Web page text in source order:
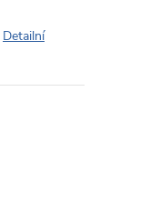
Detailní